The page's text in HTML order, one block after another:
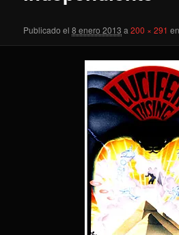
Publicado el 8 enero 2013 a200 × 291